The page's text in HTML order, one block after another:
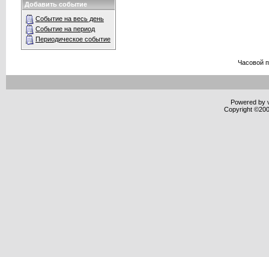
Добавить событие
Событие на весь день
Событие на период
Периодическое событие
Часовой
Powered by
Copyright